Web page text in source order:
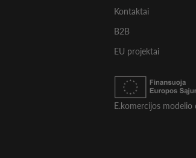
Kontaktai
B2B
EU projektai
E.komercijos modelio